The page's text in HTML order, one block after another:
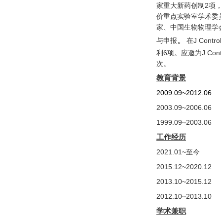
家重大新药创制 2项
价重点实验室学术
家、中国生物物理
与申报。 在J
利 6项。应邀为J
次。
教育背景
2009.09~2012.06
2003.09~2006.06
1999.09~2003.06
工作经历
2021.01~至今
2015.12~2020.12
2013.10~2015.12
2012.10~2013.10
学术兼职